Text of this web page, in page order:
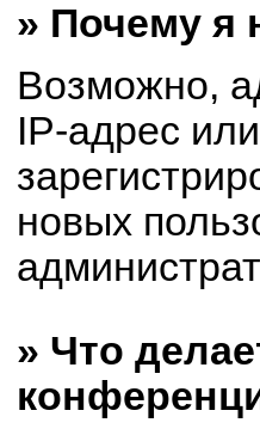
» Почему я
Возможно,
IP-адрес
новых
» Что